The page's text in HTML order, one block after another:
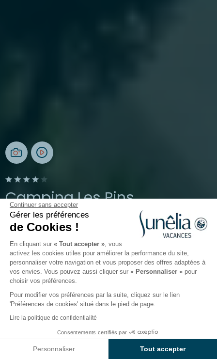
Continuer sans accepter
Gérer les préférences
de Cookies !
En cliquant sur « Tout accepter », vous
activez les cookies utiles pour améliorer la performance du site,
personnaliser votre navigation et vous proposer des offres adaptées à
vos envies. Vous pouvez aussi cliquer sur « Personnaliser » pour
choisir vos préférences.
Pour modifier vos préférences par la suite, cliquez sur le lien
'Préférences de cookies' situé dans le pied de page.
Lire la politique de confidentialité
Consentements certifiés par
Personnaliser Tout accepter
Camping Les Pins
Argelès-sur-mer, Pyrénées-Orientales, Occitanie
Ouvert du1 avril 2026 5 octobre 2026
Le camping Hébergements Activités Autour de
Voir prix et disponibilités
Location de mobil-homes et
cabanes à Argelès sur Mer dans
les Pyrénées Orientales
Les hébergements du camping